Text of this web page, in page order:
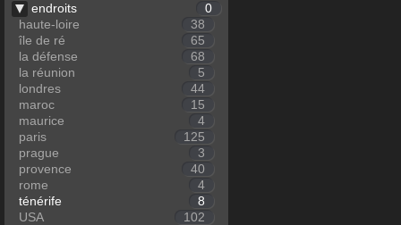
endroits
0
haute-loire
38
île de ré
65
la défense
68
la réunion
5
londres
44
maroc
15
maurice
4
paris
125
prague
3
provence
40
rome
4
ténérife
8
USA
102